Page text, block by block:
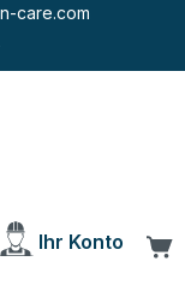
care.com
hast 0 Produkte
Ihr Konto